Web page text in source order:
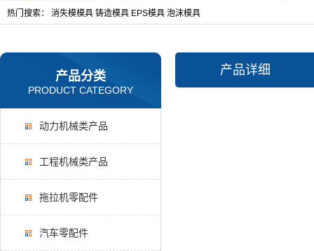
热门搜索： 消失模模具 铸造模具 EPS模具 泡沫模具
产品分类
PRODUCT CATEGORY
动力机械类产品
工程机械类产品
拖拉机零配件
汽车零配件
产品详细